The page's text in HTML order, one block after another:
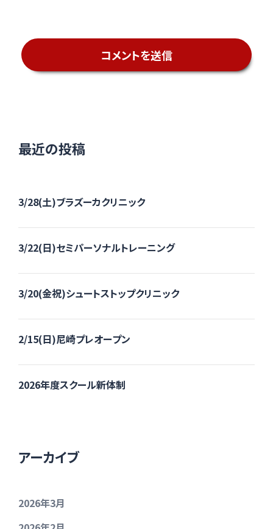
最近の投稿
3/28(土)ブラズーカクリニック
3/22(日)セミパーソナルトレーニング
3/20(金祝)シュートストップクリニック
2/15(日)尼崎プレオープン
2026年度スクール新体制
アーカイブ
2026年3月